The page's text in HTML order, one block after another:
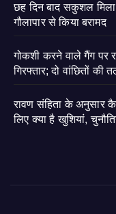
छह दिन बाद सकुशल
गौलापार से किया बरामद
गोकशी करने वाले गैंग पर
गिरफ्तार; दो वांछितों की
रावण संहिता के अनुसार
लिए क्या है खुशियां,